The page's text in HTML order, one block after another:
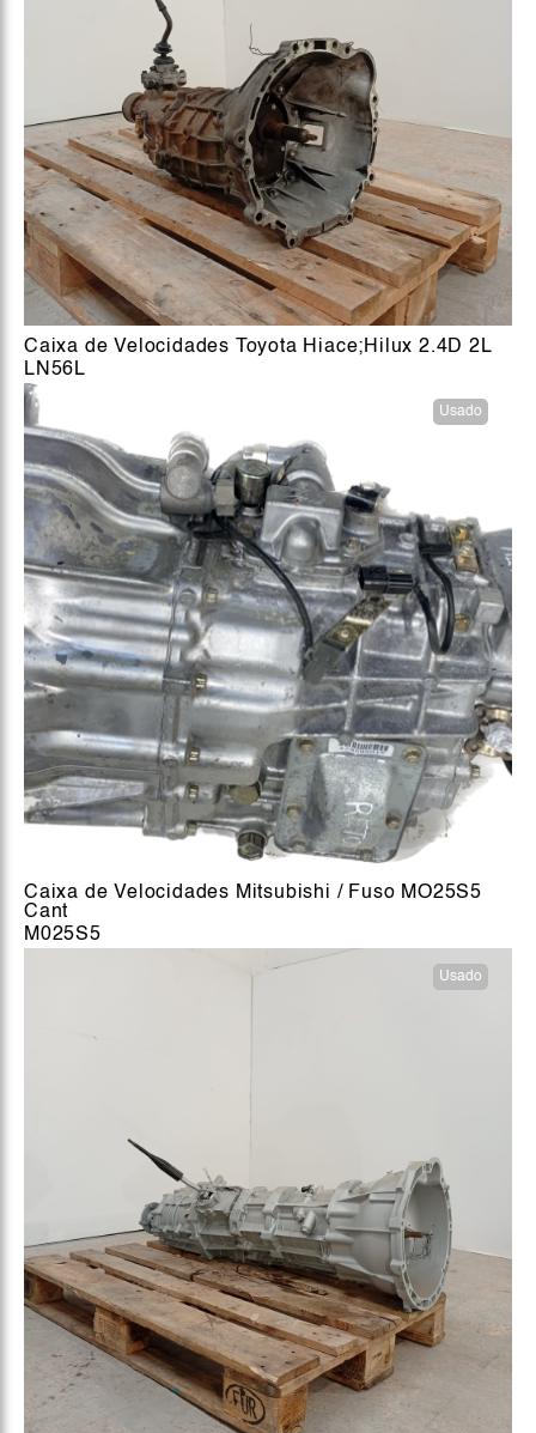
Caixa de Velocidades Toyota Hiace;Hilux 2.4D 2L
LN56L
Usado
Caixa de Velocidades Mitsubishi / Fuso MO25S5
Cant
M025S5
Usado